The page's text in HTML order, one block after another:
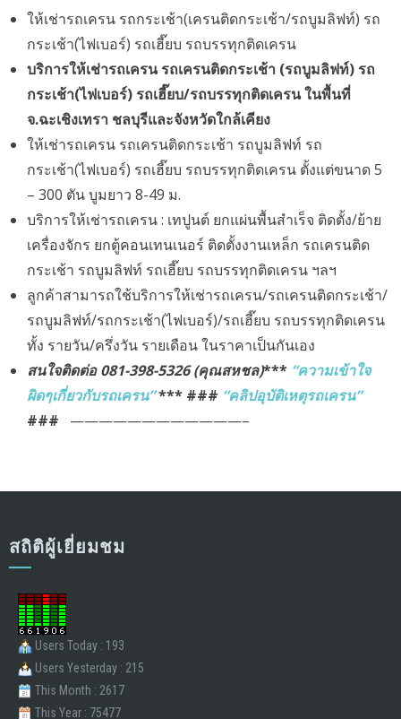
ให้เช่ารถเครน รถกระเช้า(เครนติดกระเช้า/รถบูมลิฟท์) รถ
กระเช้า(ไฟเบอร์) รถเฮี๊ยบ รถบรรทุกติดเครน
บริการให้เช่ารถเครน รถเครนติดกระเช้า (รถบูมลิฟท์) รถ
กระเช้า(ไฟเบอร์) รถเฮี๊ยบ/รถบรรทุกติดเครน ในพื้นที่
จ.ฉะเชิงเทรา ชลบุรีและจังหวัดใกล้เคียง
ให้เช่ารถเครน รถเครนติดกระเช้า รถบูมลิฟท์ รถ
กระเช้า(ไฟเบอร์) รถเฮี๊ยบ รถบรรทุกติดเครน ตั้งแต่ขนาด 5
– 300 ตัน บูมยาว 8-49 ม.
บริการให้เช่ารถเครน : เทปูนต์ ยกแผ่นพื้นสำเร็จ ติดตั้ง/ย้าย
เครื่องจักร ยกตู้คอนเทนเนอร์ ติดตั้งงานเหล็ก รถเครนติด
กระเช้า รถบูมลิฟท์ รถเฮี๊ยบ รถบรรทุกติดเครน ฯลฯ
ลูกค้าสามารถใช้บริการให้เช่ารถเครน/รถเครนติดกระเช้า/
รถบูมลิฟท์/รถกระเช้า(ไฟเบอร์)/รถเฮี๊ยบ รถบรรทุกติดเครน
ทั้ง รายวัน/ครึ่งวัน รายเดือน ในราคาเป็นกันเอง
สนใจติดต่อ081-398-5326(คุณสหชล)*** “ความเข้าใจ
ผิดๆเกี่ยวกับรถเครน”*** ### “คลิปอุบัติเหตุรถเครน”
### ————————————–
สถิติผู้เยี่ยมชม
Users Today : 193
Users Yesterday : 215
This Month : 2617
This Year : 75477